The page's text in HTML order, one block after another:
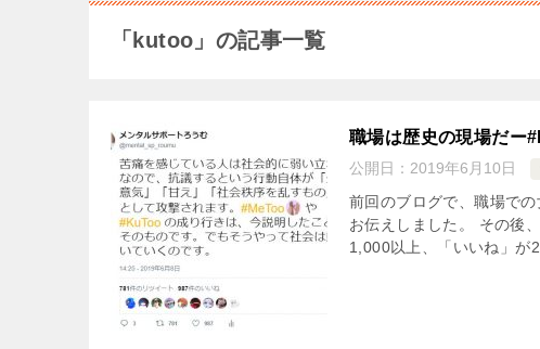
「kutoo」の記事一覧
職場は歴史の現場だー
公開日： 2019年6月10日
前回のブログで、職場で
お伝えしました。 その後
1,000以上、「いいね」